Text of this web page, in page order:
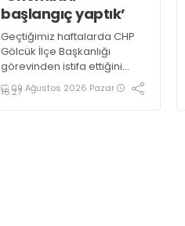
başlangıç yaptık’
Geçtiğimiz haftalarda CHP
Gölcük İlçe Başkanlığı
görevinden istifa ettiğini
açıklayan Mehmet Uzuner,
Yeni Parti Gölcük İlçe
09 Ağustos 2026 Pazar
16:27